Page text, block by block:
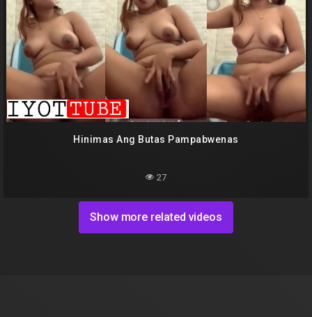
Hinimas Ang Butas Pampabwenas
27
Show more related videos